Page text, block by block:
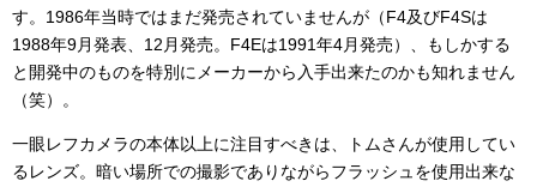
す。1986年当時ではまだ発売されていませんが（F4及びF4Sは
1988年9月発表、12月発売。F4Eは1991年4月発売）、もしかする
と開発中のものを特別にメーカーから入手出来たのかも知れません
（笑）。
一眼レフカメラの本体以上に注目すべきは、トムさんが使用してい
るレンズ。暗い場所での撮影でありながらフラッシュを使用出来な